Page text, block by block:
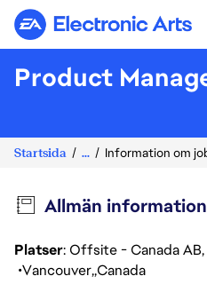
Electronic Arts
Product
Startsida ... Information om
Allmän information
Platser: Offsite - Canada
Vancouver Canada